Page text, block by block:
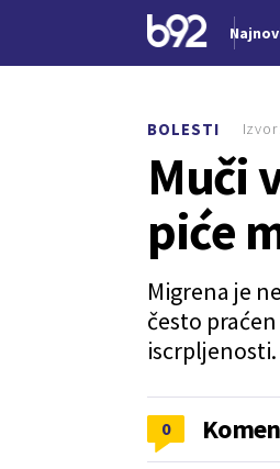
BOLESTI
Muči
piće
Migrena je
često
iscrpljenosti.
Izvor:
0